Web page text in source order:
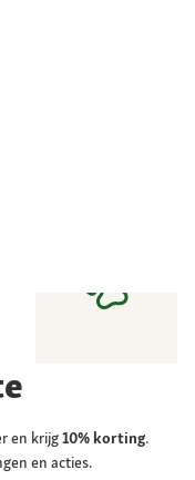
en krijg10% korting.
en acties.